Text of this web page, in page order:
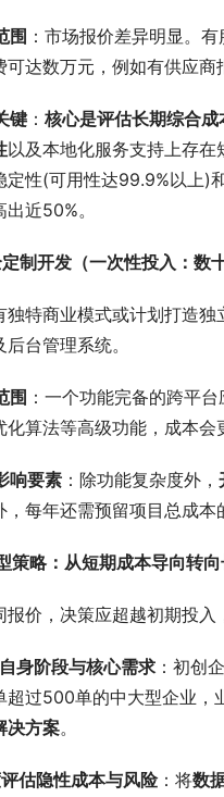
围 ：市场报价差异明显。
可达数万元，例如有供应商
键 ： 核心是评估长期综合成
以及本地化服务支持上存
定性(可用性达99.9%以上)
近50%。
制开发（一次性投入：数
独特商业模式或计划打造独
台管理系统。
围 ：一个功能完备的跨平
化算法等高级功能，成本会
响要素 ：除功能复杂度外，
，每年还需预留项目总成本
策略：从短期成本导向转
报价，决策应超越初期投入
身阶段与核心需求 ：初创
超过500单的中大型企业，
决方案。
估隐性成本与风险：将数